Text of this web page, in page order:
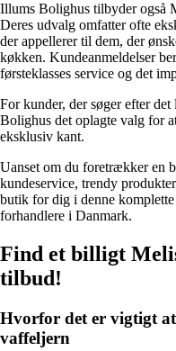
Illums Bolighus tilbyder også
Deres udvalg omfatter ofte
der appellerer til dem, der
køkken. Kundeanmeldelser
førsteklasses service og det
For kunder, der søger efter
Bolighus det oplagte valg for
eksklusiv kant.
Uanset om du foretrækker en
kundeservice, trendy
butik for dig i denne
forhandlere i Danmark.
Find et billigt
tilbud!
Hvorfor det er vigtigt
vaffeljern